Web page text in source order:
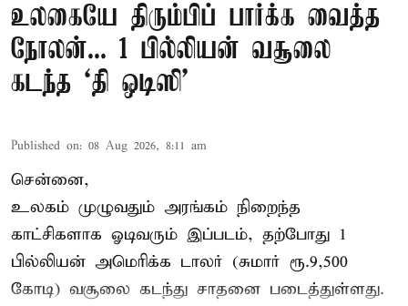
உலகையே திரும்பிப் பார்க்க வைத்த
நோலன்... 1 பில்லியன் வசூலை
கடந்த ‘தி ஒடிஸி’
Published on: 08 Aug 2026, 8:11 am
சென்னை,
உலகம் முழுவதும் அரங்கம் நிறைந்த
காட்சிகளாக ஓடிவரும் இப்படம், தற்போது 1
பில்லியன் அமெரிக்க டாலர் (சுமார் ரூ.9,500
கோடி) வசூலை கடந்து சாதனை படைத்துள்ளது.